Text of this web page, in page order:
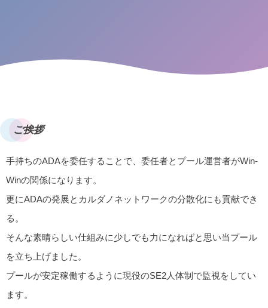
ご挨拶
手持ちのADAを委任することで、委任者とプール運営者がWin-
Winの関係になります。
更にADAの発展とカルダノネットワークの分散化にも貢献でき
る。
そんな素晴らしい仕組みに少しでも力になればと思い当プール
を立ち上げました。
プールが安定稼働するように現役のSE2人体制で監視をしてい
ます。